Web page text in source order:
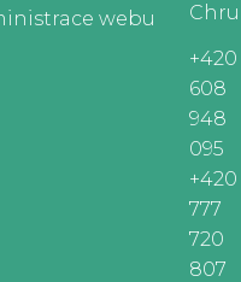
webu
+420
608
948
095
+420
777
720
807